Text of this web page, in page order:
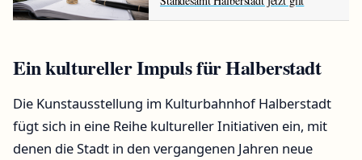
Ein kultureller Impuls für Halberstadt
Die Kunstausstellung im Kulturbahnhof Halberstadt
fügt sich in eine Reihe kultureller Initiativen ein, mit
denen die Stadt in den vergangenen Jahren neue